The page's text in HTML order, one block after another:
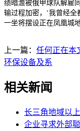
绩暗澹被俄甲球队解雇
输过程加密，‘我曾经
一坐将摆设正在凤凰城地
上一篇： 任何正在本
环保设备及系
相关新闻
长三角地域以
企业寻求外部